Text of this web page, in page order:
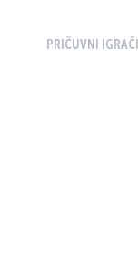
PRIČUVNI IGRAČI